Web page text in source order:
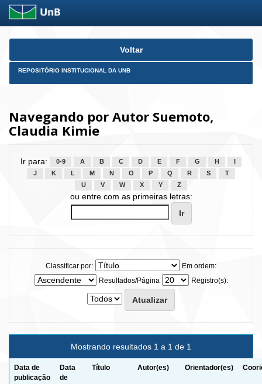
Skip
Voltar
REPOSITÓRIO INSTITUCIONAL DA UNB
Navegando por Autor Suemoto,
Claudia Kimie
Ir para: 0-9 A B C D E F G H
J
K L M N O P Q R S
T
U
V W X Y Z
ou entre com as primeiras letras:
Classificar por:
Em ordem:
Resultados/Página
Registro(s):
Mostrando resultados 1 a 1 de 1
Data de
publicação
Data
de
Título Autor(es) Orientador(es)